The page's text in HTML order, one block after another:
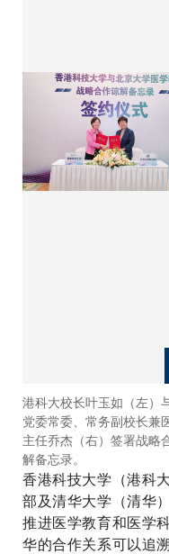
港科大校长叶玉如（左）
党委常委、常务副校长兼
主任乔杰（右）签署战略
解备忘录。
香港科技大学（港科
部及清华大学（清华
推进医学教育和医学
华的合作关系可以追